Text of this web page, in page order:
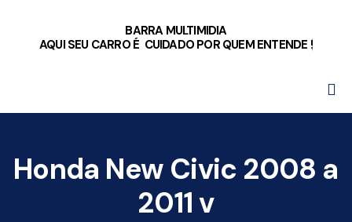
BARRA MULTIMIDIA
AQUI SEU CARRO É CUIDADO POR QUEM ENTENDE !
Honda New Civic 2008 a
2011 v